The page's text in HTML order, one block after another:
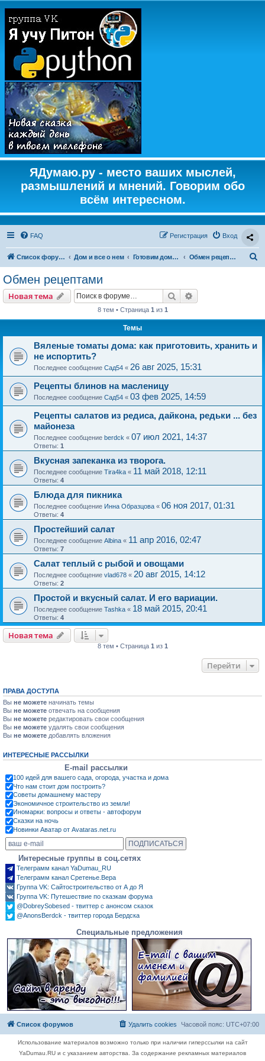
ЯДумаю.ру - место ваших мыслей,
размышлений и мнений. Говорим обо
всём интересном.
FAQ Вход
Регистрация
Список форумов Дом и все о нем Готовим дома. Кулинарные рецепты Обмен рецептами
Обмен рецептами
Новая тема Поиск
8 тем • Страница 1 из 1
Темы
Вяленые томаты дома: как приготовить, хранить и
не испортить?
Последнее сообщение Сад54 « 26 авг 2025, 15:31
Рецепты блинов на масленицу
Последнее сообщение Сад54 « 03 фев 2025, 14:59
Рецепты салатов из редиса, дайкона, редьки ... без
майонеза
Последнее сообщение berdck « 07 июл 2021, 14:37
Ответы: 1
Вкусная запеканка из творога.
Последнее сообщение Tira4ka « 11 май 2018, 12:11
Ответы: 4
Блюда для пикника
Последнее сообщение Инна Образцова « 06 ноя 2017, 01:31
Ответы: 4
Простейший салат
Последнее сообщение Albina « 11 апр 2016, 02:47
Ответы: 7
Салат теплый с рыбой и овощами
Последнее сообщение vlad678 « 20 авг 2015, 14:12
Ответы: 2
Простой и вкусный салат. И его вариации.
Последнее сообщение Tashka « 18 май 2015, 20:41
Ответы: 4
Новая тема
8 тем • Страница 1 из 1
Перейти
ПРАВА ДОСТУПА
Вы не можете начинать темы
Вы не можете отвечать на сообщения
Вы не можете редактировать свои сообщения
Вы не можете удалять свои сообщения
Вы не можете добавлять вложения
ИНТЕРЕСНЫЕ РАССЫЛКИ
E-mail рассылки
100 идей для вашего сада, огорода, участка и дома
Что нам стоит дом построить?
Советы домашнему мастеру
Экономичное строительство из земли!
Иномарки: вопросы и ответы - автофорум
Сказки на ночь
Новинки Аватар от Avataras.net.ru
Интересные группы в соц.сетях
Телеграмм канал YaDumau_RU
Телеграмм канал Сретенье.Вера
Группа VK: Сайтостроительство от А до Я
Группа VK: Путешествие по сказкам форума
@DobreySobesed - твиттер с анонсом сказок
@AnonsBerdck - твиттер города Бердска
Специальные предложения
Список форумов Часовой пояс: UTC+07:00
Удалить cookies
Использование материалов возможно только при наличии гиперссылки на сайт
YaDumau.RU и с указанием авторства. За содержание рекламных материалов